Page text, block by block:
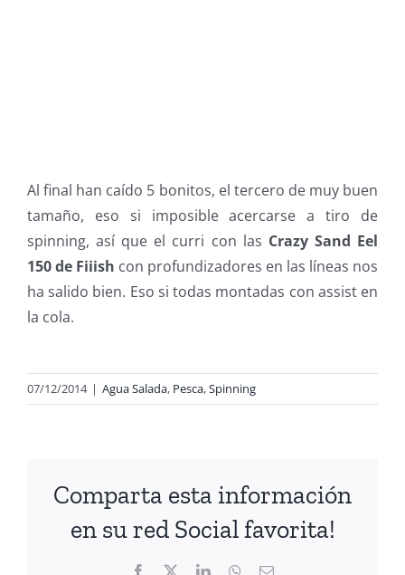
Al final han caído 5 bonitos, el tercero de muy buen
tamaño, eso si imposible acercarse a tiro de
spinning, así que el curri con las Crazy Sand Eel
150 de Fiiish con profundizadores en las líneas nos
ha salido bien. Eso si todas montadas con assist en
la cola.
07/12/2014 | Agua Salada, Pesca,Spinning
Comparta esta información
en su red Social favorita!
Facebook LinkedInWhatsApp
Correo